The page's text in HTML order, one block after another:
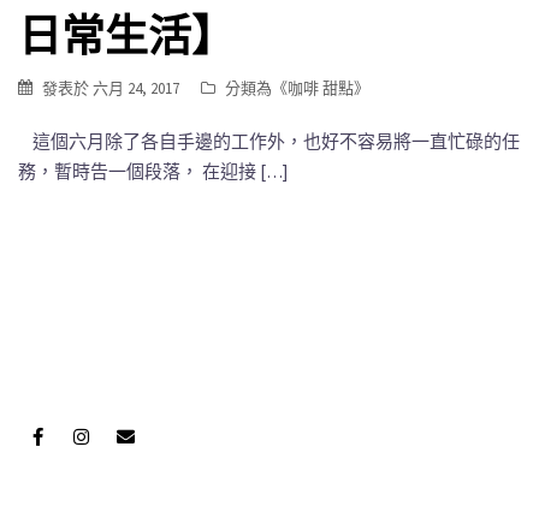
日常生活】
發表於六月 24, 2017 分類為《咖啡 甜點》
這個六月除了各自手邊的工作外，也好不容易將一直忙碌的任
務，暫時告一個段落， 在迎接 […]